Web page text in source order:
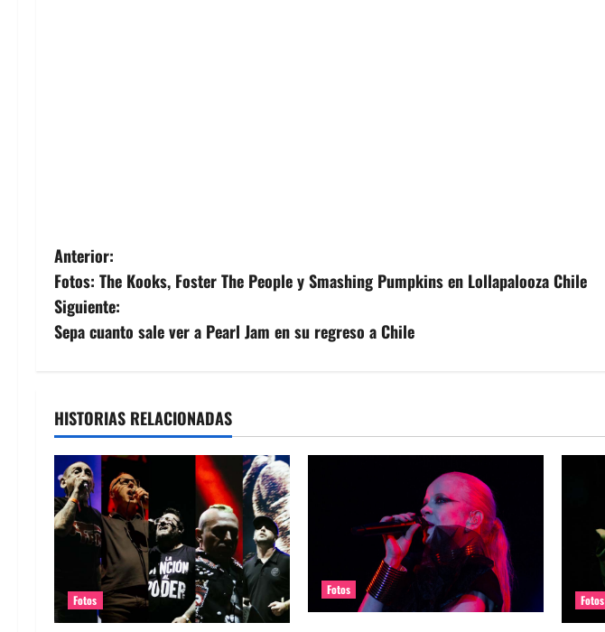
N
a
v
g
a
c
i
n
Anterior:
Fotos: The Kooks, Foster The People y Smashing Pumpkins en Lollapalooza Chile
Siguiente:
Sepa cuanto sale ver a Pearl Jam en su regreso a Chile
HISTORIAS RELACIONADAS
Fotos
Fotos
Fotos